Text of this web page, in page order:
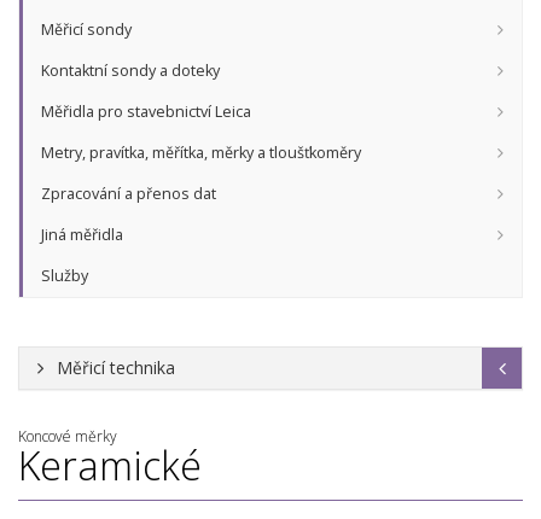
Měřicí sondy
Kontaktní sondy a doteky
Měřidla pro stavebnictví Leica
Metry, pravítka, měřítka, měrky a tloušťkoměry
Zpracování a přenos dat
Jiná měřidla
Služby
Měřicí technika
Koncové měrky
Keramické